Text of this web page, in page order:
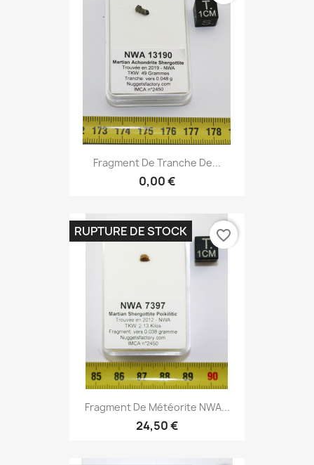
Fragment De Tranche De...
0,00 €
Fragment De Météorite NWA...
24,50 €
RUPTURE DE STOCK favorite_border